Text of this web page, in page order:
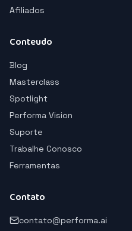
Afiliados
Conteudo
Blog
Masterclass
Spotlight
Performa Vision
Suporte
Trabalhe Conosco
Ferramentas
Contato
contato@performa.ai